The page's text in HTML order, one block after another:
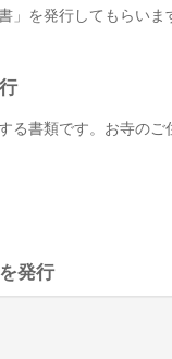
」を発行してもらいま
る書類です。お寺の
発行